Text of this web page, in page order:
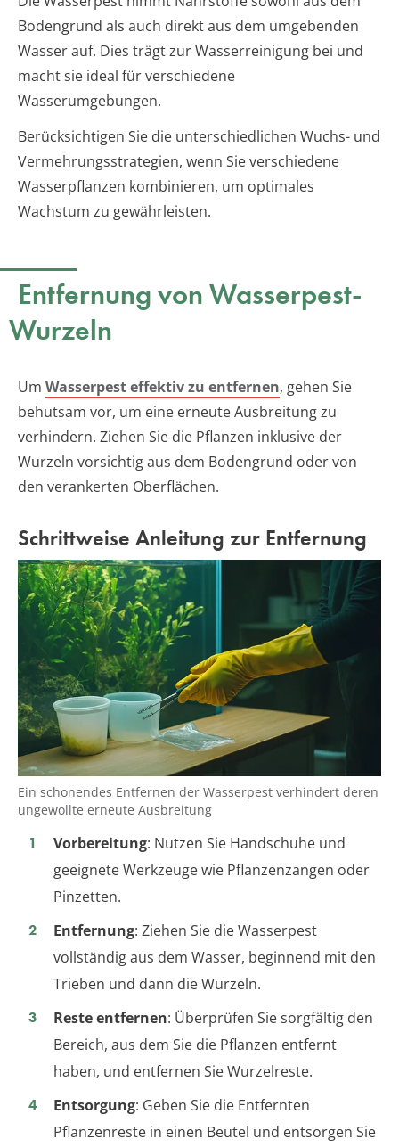
Bodengrund als auch direkt aus dem umgebenden
Wasser auf. Dies trägt zur Wasserreinigung bei und
macht sie ideal für verschiedene
Wasserumgebungen.
Berücksichtigen Sie die unterschiedlichen Wuchs- und
Vermehrungsstrategien, wenn Sie verschiedene
Wasserpflanzen kombinieren, um optimales
Wachstum zu gewährleisten.
Entfernung von Wasserpest-
Wurzeln
Um Wasserpest effektiv zu entfernen, gehen Sie
behutsam vor, um eine erneute Ausbreitung zu
verhindern. Ziehen Sie die Pflanzen inklusive der
Wurzeln vorsichtig aus dem Bodengrund oder von
den verankerten Oberflächen.
Schrittweise Anleitung zur Entfernung
Ein schonendes Entfernen der Wasserpest verhindert deren
ungewollte erneute Ausbreitung
Vorbereitung: Nutzen Sie Handschuhe und
geeignete Werkzeuge wie Pflanzenzangen oder
Pinzetten.
Entfernung: Ziehen Sie die Wasserpest
vollständig aus dem Wasser, beginnend mit den
Trieben und dann die Wurzeln.
Reste entfernen: Überprüfen Sie sorgfältig den
Bereich, aus dem Sie die Pflanzen entfernt
haben, und entfernen Sie Wurzelreste.
Entsorgung: Geben Sie die Entfernten
Pflanzenreste in einen Beutel und entsorgen Sie